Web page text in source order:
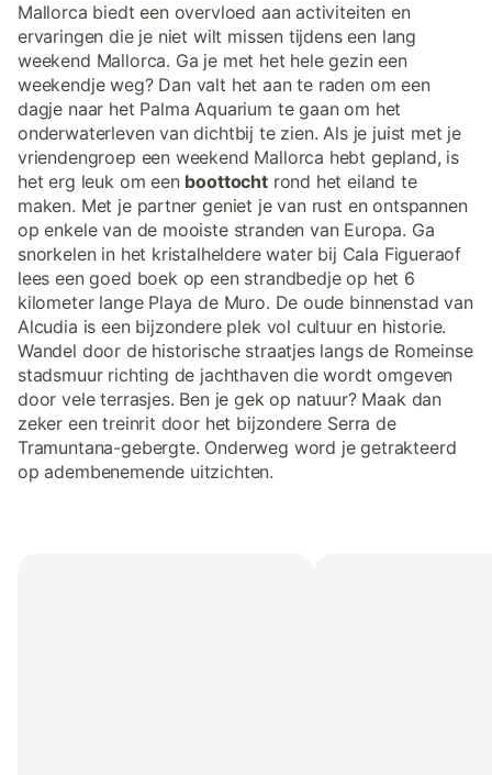
Mallorca biedt een overvloed aan activiteiten en
ervaringen die je niet wilt missen tijdens een lang
weekend Mallorca. Ga je met het hele gezin een
weekendje weg? Dan valt het aan te raden om een
dagje naar het Palma Aquarium te gaan om het
onderwaterleven van dichtbij te zien. Als je juist met je
vriendengroep een weekend Mallorca hebt gepland, is
het erg leuk om een boottochtrond het eiland te
maken. Met je partner geniet je van rust en ontspannen
op enkele van de mooiste stranden van Europa. Ga
snorkelen in het kristalheldere water bij Cala Figueraof
lees een goed boek op een strandbedje op het 6
kilometer lange Playa de Muro. De oude binnenstad van
Alcudia is een bijzondere plek vol cultuur en historie.
Wandel door de historische straatjes langs de Romeinse
stadsmuur richting de jachthaven die wordt omgeven
door vele terrasjes. Ben je gek op natuur? Maak dan
zeker een treinrit door het bijzondere Serra de
Tramuntana-gebergte. Onderweg word je getrakteerd
op adembenemende uitzichten.